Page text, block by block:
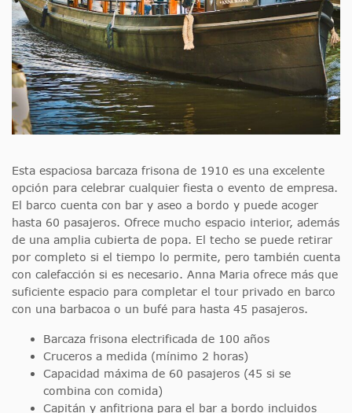
Esta espaciosa barcaza frisona de 1910 es una excelente
opción para celebrar cualquier fiesta o evento de empresa.
El barco cuenta con bar y aseo a bordo y puede acoger
hasta 60 pasajeros. Ofrece mucho espacio interior, además
de una amplia cubierta de popa. El techo se puede retirar
por completo si el tiempo lo permite, pero también cuenta
con calefacción si es necesario. Anna Maria ofrece más que
suficiente espacio para completar el tour privado en barco
con una barbacoa o un bufé para hasta 45 pasajeros.
Barcaza frisona electrificada de 100 años
Cruceros a medida (mínimo 2 horas)
Capacidad máxima de 60 pasajeros (45 si se
combina con comida)
Capitán y anfitriona para el bar a bordo incluidos